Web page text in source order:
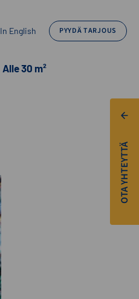
Alle 30 m²
In English PYYDÄ TARJOUS
OTA YHTEYTTÄ